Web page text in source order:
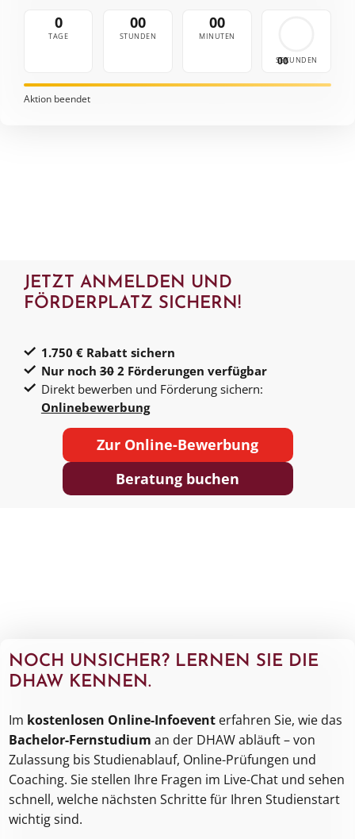
0
TAGE
00
STUNDEN
00
MINUTEN
00
SEKUNDEN
Aktion beendet
JETZT ANMELDEN UND
FÖRDERPLATZ SICHERN!
1.750 € Rabatt sichern
Nur noch302 Förderungen verfügbar
Direkt bewerben und Förderung sichern:
Onlinebewerbung
Zur Online-Bewerbung
Beratung buchen
NOCH UNSICHER?LERNEN SIE DIE
DHAW KENNEN.
Im kostenlosen Online-Infoevent erfahren Sie, wie das
Bachelor-Fernstudium an der DHAW abläuft – von
Zulassung bis Studienablauf, Online-Prüfungen und
Coaching. Sie stellen Ihre Fragen im Live-Chat und sehen
schnell, welche nächsten Schritte für Ihren Studienstart
wichtig sind.